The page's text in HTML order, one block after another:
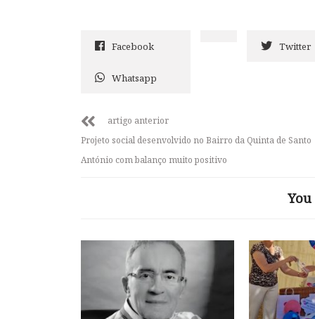
Facebook Twitter
Whatsapp
artigo anterior
Projeto social desenvolvido no Bairro da Quinta de Santo
António com balanço muito positivo